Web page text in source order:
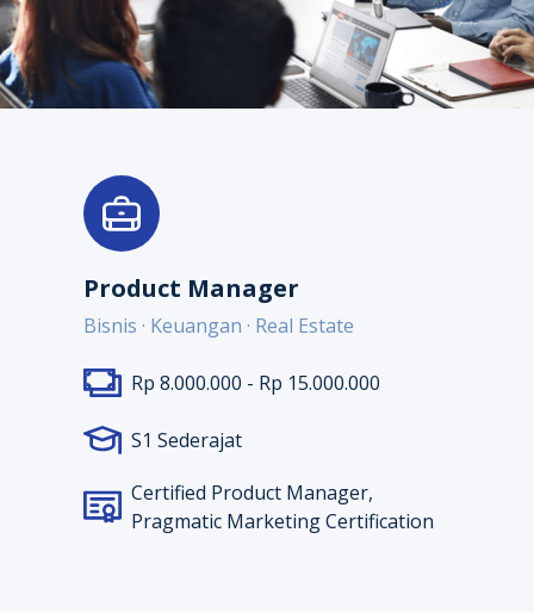
Product Manager
Bisnis · Keuangan · Real Estate
Rp 8.000.000 - Rp 15.000.000
S1 Sederajat
Certified Product Manager,
Pragmatic Marketing Certification